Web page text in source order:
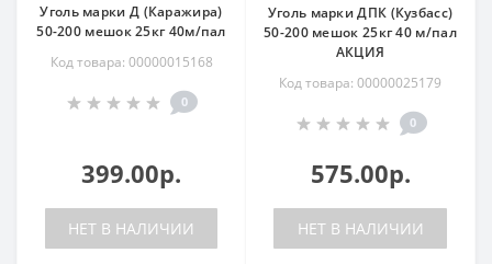
Уголь марки Д (Каражира)
50-200 мешок 25кг 40м/пал
Код товара: 00000015168
0
399.00р.
НЕТ В НАЛИЧИИ
Уголь марки ДПК (Кузбасс)
50-200 мешок 25кг 40 м/пал
АКЦИЯ
Код товара: 00000025179
0
575.00р.
НЕТ В НАЛИЧИИ